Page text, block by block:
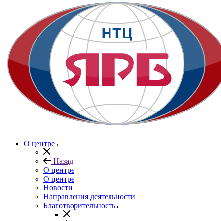
О центре
Назад
О центре
О центре
Новости
Направления деятельности
Благотворительность